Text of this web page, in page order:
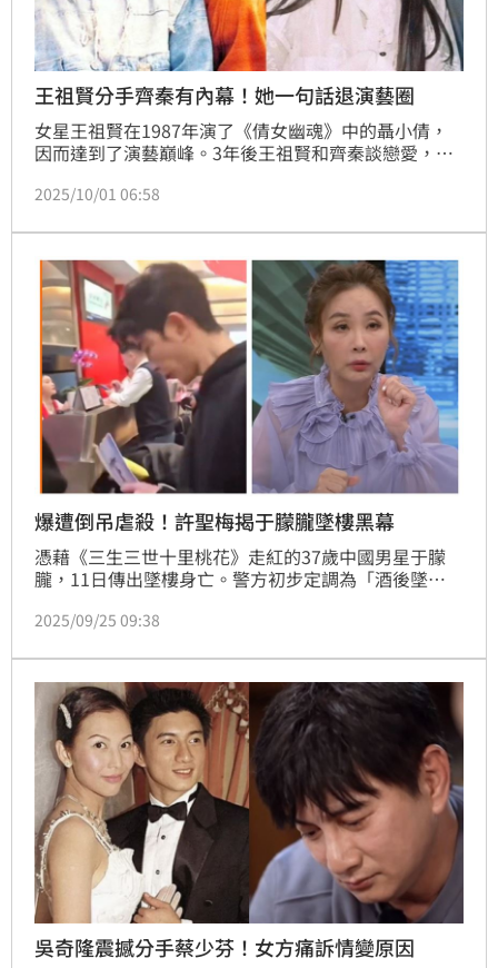
王祖賢分手齊秦有內幕！她一句話退演藝圈
女星王祖賢在1987年演了《倩女幽魂》中的聶小倩，
因而達到了演藝巔峰。3年後王祖賢和齊秦談戀愛，兩
有私生子，因此王祖賢氣得切斷關係，情纏17年的戀情
話」，便退出演藝圈，飛到加拿大過著隱居的生活。
2025/10/01 06:58
爆遭倒吊虐殺！許聖梅揭于朦朧墜樓黑幕
憑藉《三生三世十里桃花》走紅的37歲中國男星于朦
朧，11日傳出墜樓身亡。警方初步定調為「酒後墜
時結案，引發外界質疑死因可能並不單純，資深媒體人
最大差異。
2025/09/25 09:38
吳奇隆震撼分手蔡少芬！女方痛訴情變原因